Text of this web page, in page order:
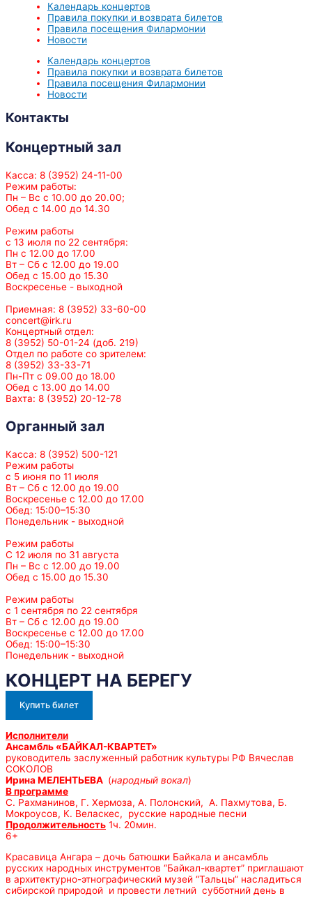
Календарь концертов
Правила покупки и возврата билетов
Правила посещения Филармонии
Новости
Календарь концертов
Правила покупки и возврата билетов
Правила посещения Филармонии
Новости
Контакты
Концертный зал
Касса: 8 (3952) 24-11-00
Режим работы:
Пн – Вс с 10.00 до 20.00;
Обед с 14.00 до 14.30
Режим работы
с 13 июля по 22 сентября:
Пн с 12.00 до 17.00
Вт – Сб с 12.00 до 19.00
Обед с 15.00 до 15.30
Воскресенье - выходной
Приемная: 8 (3952) 33-60-00
concert@irk.ru
Концертный отдел:
8 (3952) 50-01-24 (доб. 219)
Отдел по работе со зрителем:
8 (3952) 33-33-71
Пн-Пт с 09.00 до 18.00
Обед с 13.00 до 14.00
Вахта: 8 (3952) 20-12-78
Органный зал
Касса: 8 (3952) 500-121
Режим работы
с 5 июня по 11 июля
Вт – Сб с 12.00 до 19.00
Воскресенье с 12.00 до 17.00
Обед: 15:00–15:30
Понедельник - выходной
Режим работы
С 12 июля по 31 августа
Пн – Вс с 12.00 до 19.00
Обед с 15.00 до 15.30
Режим работы
с 1 сентября по 22 сентября
Вт – Сб с 12.00 до 19.00
Воскресенье с 12.00 до 17.00
Обед: 15:00–15:30
Понедельник - выходной
КОНЦЕРТ НА БЕРЕГУ
Купить билет
Исполнители
Ансамбль «БАЙКАЛ-КВАРТЕТ»
руководитель заслуженный работник культуры РФ Вячеслав
СОКОЛОВ
Ирина МЕЛЕНТЬЕВА (народный вокал)
В программе
С. Рахманинов, Г. Хермоза, А. Полонский, А. Пахмутова, Б.
Мокроусов, К. Веласкес, русские народные песни
Продолжительность 1ч. 20мин.
6+
Красавица Ангара – дочь батюшки Байкала и ансамбль
русских народных инструментов “Байкал-квартет” приглашают
в архитектурно-этнографический музей “Тальцы” насладиться
сибирской природой и провести летний субботний день в